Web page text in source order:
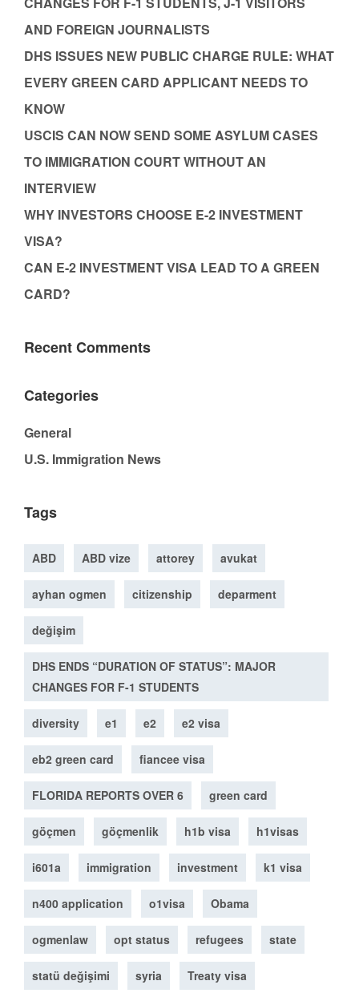
AND FOREIGN JOURNALISTS
DHS ISSUES NEW PUBLIC CHARGE RULE: WHAT
EVERY GREEN CARD APPLICANT NEEDS TO
KNOW
USCIS CAN NOW SEND SOME ASYLUM CASES
TO IMMIGRATION COURT WITHOUT AN
INTERVIEW
WHY INVESTORS CHOOSE E-2 INVESTMENT
VISA?
CAN E-2 INVESTMENT VISA LEAD TO A GREEN
CARD?
Recent Comments
Categories
General
U.S. Immigration News
Tags
ABD ABD vize attorey avukat
ayhan ogmen citizenship deparment
değişim
DHS ENDS “DURATION OF STATUS”: MAJOR
CHANGES FOR F-1 STUDENTS
diversity e1 e2 e2 visa
eb2 green card fiancee visa
FLORIDA REPORTS OVER 6 green card
göçmen göçmenlik h1b visa h1visas
i601a immigration investment k1 visa
n400 application o1visa Obama
ogmenlaw opt status refugees state
statü değişimi syria Treaty visa